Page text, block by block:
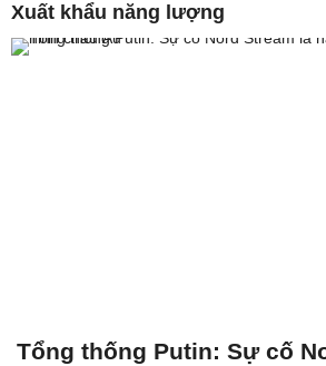
xuất khẩu năng lượng
Tổng thống Putin: Sự cố